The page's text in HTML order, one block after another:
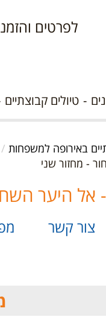
לפרטים והזמנות: 1-800-
טיולים קבוצתיים
באירופה למשפחות
צור קשר